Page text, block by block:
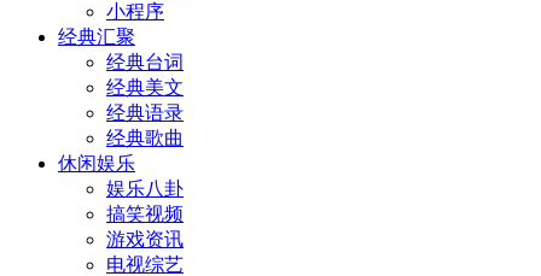
小程序
经典汇聚
经典台词
经典美文
经典语录
经典歌曲
休闲娱乐
娱乐八卦
搞笑视频
游戏资讯
电视综艺